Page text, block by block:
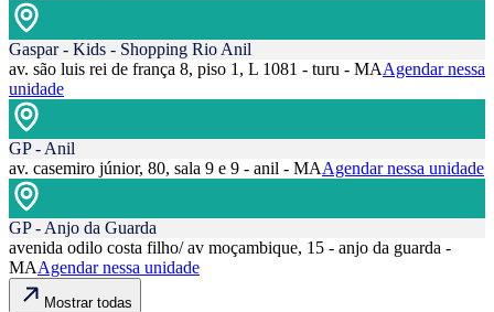
Gaspar - Kids - Shopping Rio Anil
av. são luis rei de frança 8, piso 1, L 1081 - turu - MAAgendar nessa
unidade
GP - Anil
av. casemiro júnior, 80, sala 9 e 9 - anil - MAAgendar nessa unidade
GP - Anjo da Guarda
avenida odilo costa filho/ av moçambique, 15 - anjo da guarda -
MAAgendar nessa unidade
Mostrar todas